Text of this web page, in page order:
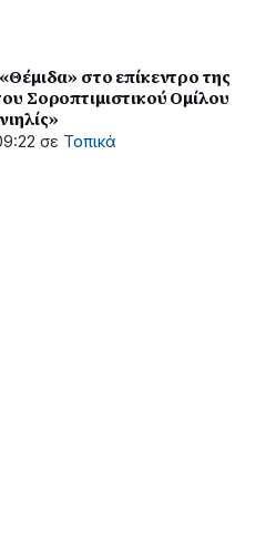
στο επίκεντρο της
Σοροπτιμιστικού Ομίλου
σε Τοπικά